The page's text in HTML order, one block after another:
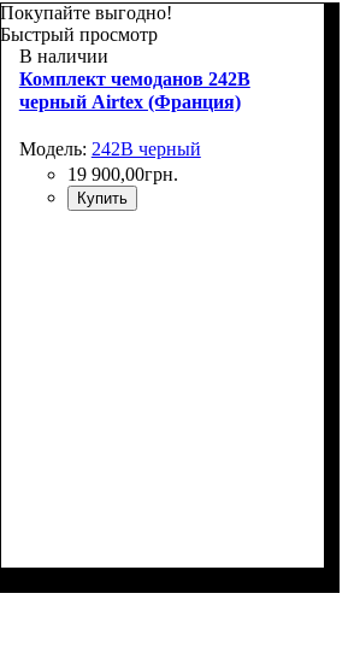
Покупайте выгодно!
Быстрый просмотр
В наличии
Комплект чемоданов 242B
черный Airtex (Франция)
Модель: 242B черный
19 900,00грн.
Купить